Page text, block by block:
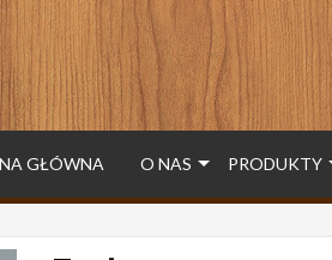
GŁÓWNA O NAS PRODUKTY